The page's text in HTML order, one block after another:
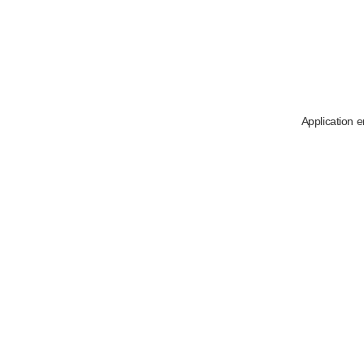
Application